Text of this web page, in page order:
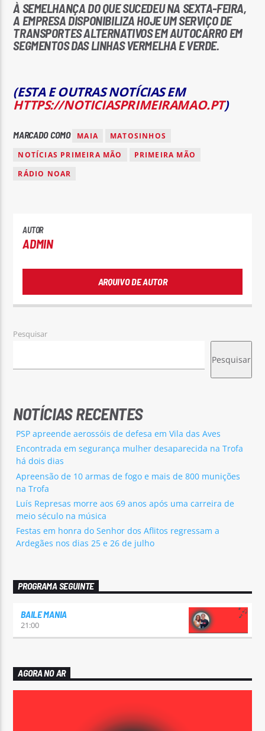
À SEMELHANÇA DO QUE SUCEDEU NA SEXTA-FEIRA,
A EMPRESA DISPONIBILIZA HOJE UM SERVIÇO DE
TRANSPORTES ALTERNATIVOS EM AUTOCARRO EM
SEGMENTOS DAS LINHAS VERMELHA E VERDE.
(ESTA E OUTRAS NOTÍCIAS EM
HTTPS://NOTICIASPRIMEIRAMAO.PT)
MARCADO COMO MAIA
MATOSINHOS
NOTÍCIAS PRIMEIRA MÃO
PRIMEIRA MÃO
RÁDIO NOAR
AUTOR
ADMIN
ARQUIVO DE AUTOR
Pesquisar
Pesquisar
NOTÍCIAS RECENTES
PSP apreende aerossóis de defesa em Vila das Aves
Encontrada em segurança mulher desaparecida na Trofa
há dois dias
Apreensão de 10 armas de fogo e mais de 800 munições
na Trofa
Luís Represas morre aos 69 anos após uma carreira de
meio século na música
Festas em honra do Senhor dos Aflitos regressam a
Ardegães nos dias 25 e 26 de julho
PROGRAMA SEGUINTE
BAILE MANIA
21:00
AGORA NO AR